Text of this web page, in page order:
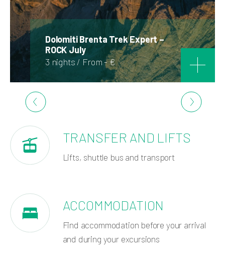
Dolomiti Brenta Trek Expert –
ROCK July
3 nights / From - €
TRANSFER AND LIFTS
Lifts, shuttle bus and transport
ACCOMMODATION
Find accommodation before your arrival
and during your excursions